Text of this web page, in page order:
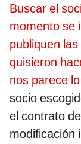
Buscar el
momento se
publiquen
quisieron
nos parece
socio
el contrato
modificación